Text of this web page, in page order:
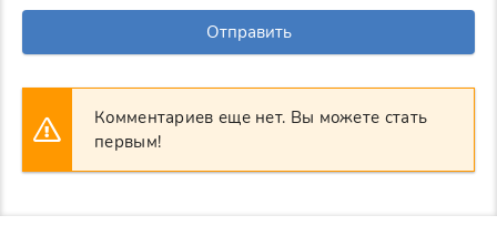
Отправить
Комментариев еще нет. Вы можете стать
первым!